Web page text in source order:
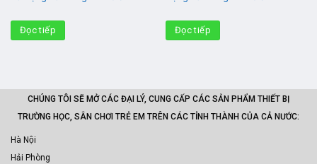
Đọc tiếp Đọc tiếp
CHÚNG TÔI SẼ MỞ CÁC ĐẠI LÝ, CUNG CẤP CÁC SẢN PHẨM THIẾT BỊ
TRƯỜNG HỌC, SÂN CHƠI TRẺ EM TRÊN CÁC TỈNH THÀNH CỦA CẢ NƯỚC:
Hà Nội
Hải Phòng